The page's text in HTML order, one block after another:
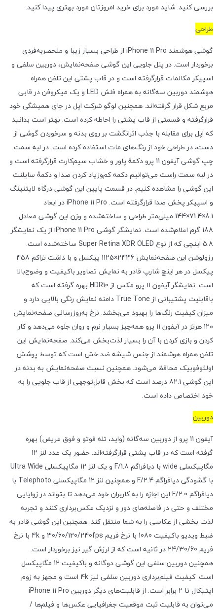
بررسی کنید. شاید مورد برای خرید امروزتان مورد بهتری پیدا کنید.
طراحی
گوشی هوشمند iPhone 11 Pro از طراحی بسیار زیبا و منحصربه‌فردی
برخوردار است. در پنل جلویی این گوشی صفحه‌نمایش، دوربین سلفی و
اسپیکر مکالمات قرارگرفته است و در قاب پشتی این تلفن همراه
هوشمند دوربین سه‌گانه به همراه فلش LED و یک میکروفن در قابی
مربع شکل قرار گرفته‌اند. همچنین لوگو شرکت اپل در جای همیشگی خود
قرارگرفته و قسمتی از قاب پشتی را احاطه کرده است. بهتر است بدانید
که اپل برای مقابله با جذب اثرانگشت بر روی بدنه و سرخوردن گوشی از
دست، در طراحی خود از رنگ‌های مات استفاده کرده است. در لبه سمت
چپ گوشی آیفون 11 پرو دکمهٔ پاور و خشاب سیم‌کارت قرارگرفته است و
در لبه سمت راست می‌توانیم دکمه کم‌وزیاد کردن صدا و دکمهٔ سایلنت
این گوشی را مشاهده کنیم. در قسمت پایین این گوشی درگاه لایتنینگ
و اسپیکر پخش صدا قرارگرفته است. iPhone 11 Pro در ابعاد
8.1×71.4×144 میلی‌متر طراحی و ساخته‌شده و وزن این گوشی معادل
188 گرم اعلام‌شده است. نمایشگر گوشی iPhone 11 Pro از یک نمایشگر
5.8 اینچی که از نوع Super Retina XDR OLED ساخته‌شده است.
رزولوشن این صفحه‌نمایش 2436×1125 پیکسل و با داشت تراکم 458
پیکسل در هر اینچ شارپ قادر به نمایش تصاویر باکیفیت و وضوح‌بالا
است. نمایشگر آیفون ۱۱ پرو مکس از HDR10 بهره گرفته است که
باقابلیت پشتیبانی از True Tone دامنه نمایش رنگی بالایی دارد و
میزان کیفیت رنگ‌ها را بهبود می‌بخشد. نرخ به‌روزرسانی صفحه‌نمایش
۱۲۰ هرتز در آیفون 11 پرو همه‌چیز بسیار نرم و روان جلوه می‌دهد و کار
کردن و بازی کردن با آن را بسیار لذت‌بخش می‌کند. صفحه‌نمایش این
تلفن همراه هوشمند از جنس شیشه ضد خش است که توسط پوشش
اولئوفوبیک محافظ می‌شود. همچنین نسبت صفحه‌نمایش به بدنه در
این گوشی 82.1 درصد است که بخش قابل‌توجهی از قاب جلویی را به
خود اختصاص داده است.
دوربین
آیفون 11 پرو از دوربین سه‌گانه (واید، تله فوتو و فوق عریض) بهره
گرفته است که در قاب پشتی قرارگرفته‌اند. حضور یک عدد لنز 12
مگاپیکسلی wide با دیافراگم F/1.8 و یک لنز 12 مگاپیکسلی Ultra Wide
با گشودگی دیافراگم F/2.4 و همچنین لنز 12 مگاپیکسلی Telephoto با
دیافراگم F/2.0 این اجازه را به کاربران خود می‌دهد تا بتواند در زوایایی
مختلف و حتی در فاصله‌های دور و نزدیک عکس‌برداری کنند و تجربه
لذت بخشی از عکاسی را به شما منتقل کند. همچنین این گوشی قادر به
ضبط ویدیو باکیفیت 1080 با نرخ فریم 30/60/120/240fps و 4k با نرخ
فریم 24/30/60 در ثانیه است که از لرزش گیر نیز برخوردار است.
همچنین دوربین سلفی این گوشی دوگانه و باکیفیت 12 مگاپیکسل
است. کیفیت فیلم‌برداری دوربین سلفی نیز 4k است و مجهز به زوم
اپتیکال تا 2 برابر است. از قابلیت‌های دیگر دوربین iPhone 11 Pro
می‌توان به قابلیت ثبت موقعیت جغرافیایی عکس‌ها و فیلم‌ها /